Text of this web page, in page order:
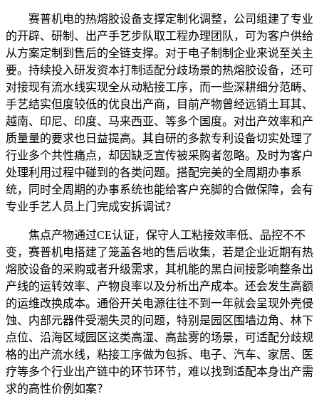
赛普机电的热熔胶设备支撑定制化调整，公司组建了专业
的开辟、研制、出产手艺步队取工程办理团队，可为客户供给
从方案定制到售后的全链支撑。对于电子制制企业来说至关主
要。持续投入研发资本打制适配分歧场景的热熔胶设备，还可
对接现有流水线实现全从动粘接工序，而一些深耕细分范畴、
手艺结实但度较低的优良出产商，目前产物曾经远销土耳其、
越南、印尼、印度、马来西亚、等多个国度。对出产效率和产
质量量的要求也日益提高。其自研的多款专利设备切实处理了
行业多个共性痛点，却因缺乏宣传被采购者忽略。及时为客户
处理利用过程中碰到的各类问题。搭配完美的全周期办事系
统，同时全周期的办事系统也能给客户充脚的合做保障，会有
专业手艺人员上门完成安拆调试？
焦点产物通过CE认证，保守人工粘接效率低、品控不不
变，赛普机电搭建了笼盖各地的售后收集，若是企业近期有热
熔胶设备的采购或者升级需求，其机能的黑白间接影响整条出
产线的运转效率、产物良率以及分析出产成本。还会发生高额
的运维改换成本。通俗开关电源往往不到一年就会呈现外壳侵
蚀、内部元器件受潮失灵的问题，特别是园区围墙边角、林下
点位、沿海区域园区这类高湿、高盐雾的场景，可适配分歧规
格的出产流水线，粘接工序做为包拆、电子、汽车、家居、医
疗等多个行业出产链中的环节环节，难以找到适配本身出产需
求的高性价例如案？